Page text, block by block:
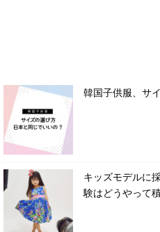
韓国子供服、サ
キッズモデルに
験はどうやって